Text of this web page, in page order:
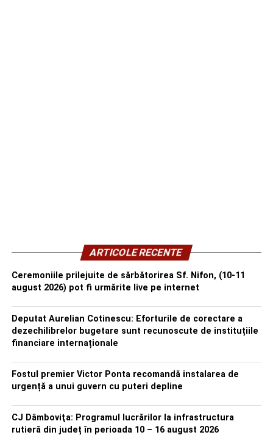
ARTICOLE RECENTE
Ceremoniile prilejuite de sărbătorirea Sf. Nifon, (10-11
august 2026) pot fi urmărite live pe internet
Deputat Aurelian Cotinescu: Eforturile de corectare a
dezechilibrelor bugetare sunt recunoscute de instituțiile
financiare internaționale
Fostul premier Victor Ponta recomandă instalarea de
urgență a unui guvern cu puteri depline
CJ Dâmboviţa: Programul lucrărilor la infrastructura
rutieră din județ în perioada 10 – 16 august 2026